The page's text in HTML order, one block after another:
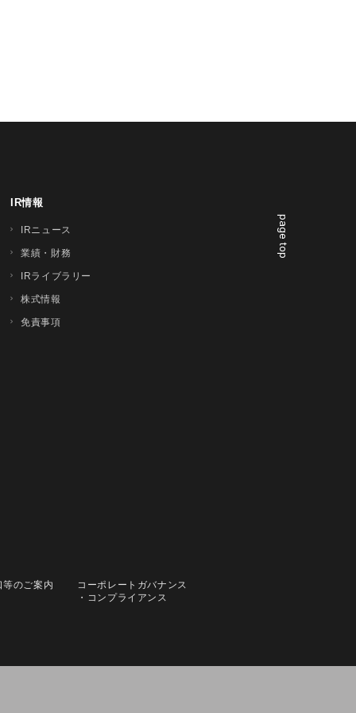
page top
IR情報
IRニュース
業績・財務
IRライブラリー
株式情報
免責事項
等のご案内
コーポレートガバナンス
・コンプライアンス